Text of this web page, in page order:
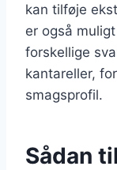
kan tilføje
er også
forskellige
kantareller,
smagsprofil.
Sådan